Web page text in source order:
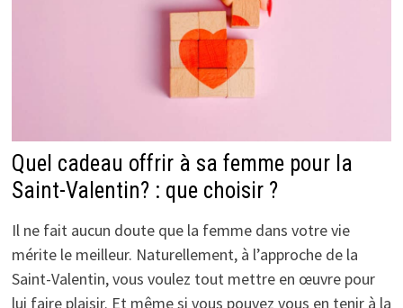
Quel cadeau offrir à sa femme pour la
Saint-Valentin? : que choisir ?
Il ne fait aucun doute que la femme dans votre vie
mérite le meilleur. Naturellement, à l’approche de la
Saint-Valentin, vous voulez tout mettre en œuvre pour
lui faire plaisir. Et même si vous pouvez vous en tenir à la